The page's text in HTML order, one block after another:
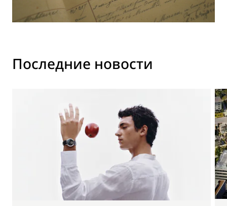
Последние новости